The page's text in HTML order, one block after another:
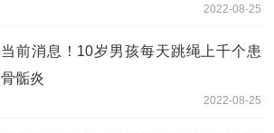
2022-08-25
当前消息！10岁男孩每天跳绳上千个患
骨骺炎
2022-08-25